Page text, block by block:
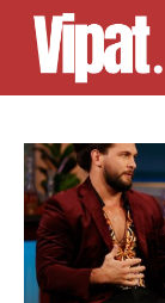
Skip
content